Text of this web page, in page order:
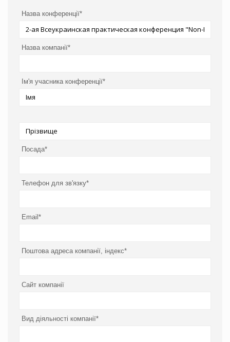
Назва конференції*
Назва компанії*
Ім'я учасника конференції*
Посада*
Телефон для зв'язку*
Email*
Поштова адреса компанії, індекс*
Сайт компанії
Вид діяльності компанії*